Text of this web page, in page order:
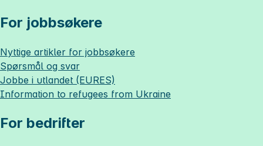
For jobbsøkere
Nyttige artikler for jobbsøkere
Spørsmål og svar
Jobbe i utlandet (EURES)
Information to refugees from Ukraine
For bedrifter